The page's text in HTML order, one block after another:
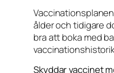
ålder och tidigare
bra att boka med
Skyddar vaccinet